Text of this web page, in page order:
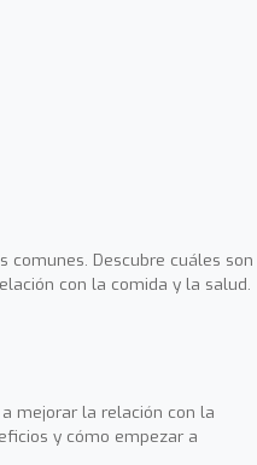
comunes. Descubre cuáles son
con la comida y la salud.
mejorar la relación con la
y cómo empezar a